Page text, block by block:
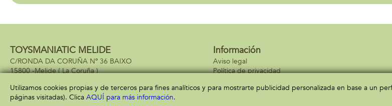
TOYSMANIATIC MELIDE
C/RONDA DA CORUÑA Nº 36 BAIXO
15800 -Melide( La Coruña )
Información
Aviso legal
Política de privacidad
Utilizamos cookies propias y de terceros para fines analíticos y para mostrarte publicidad personalizada en base a un
páginas visitadas). Clica AQUÍ para más información.